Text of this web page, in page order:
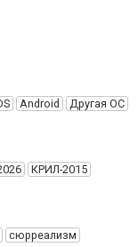
Android
Другая ОС
КРИЛ-2015
сюрреализм